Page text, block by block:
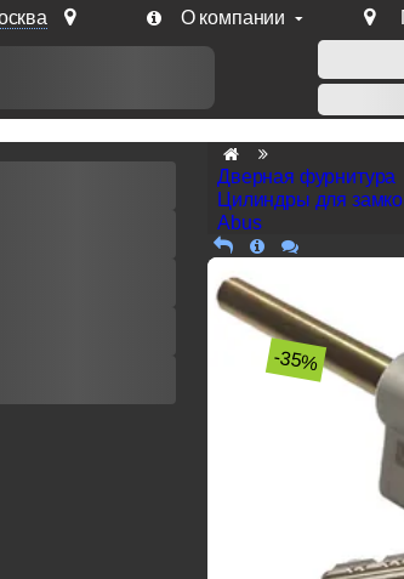
О компании
на сайте 7% при заказе от 50 тыс. руб
Дверная фурнитура
Цилиндры для
Abus
-35%